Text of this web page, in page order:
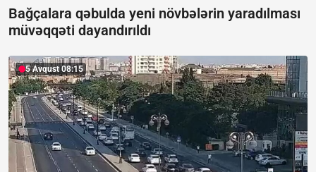
Bağçalara qəbulda yeni növbələrin yaradılması
müvəqqəti dayandırıldı
5 Avqust 08:15